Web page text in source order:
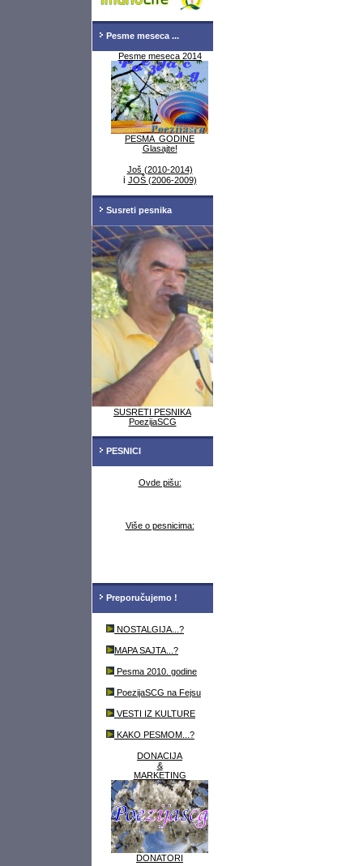
Pesme meseca ...
Pesme meseca 2014
PESMA GODINE
Glasajte!
Još (2010-2014)
i JOŠ (2006-2009)
Susreti pesnika
SUSRETI PESNIKA
PoezijaSCG
PESNICI
Ovde pišu:
Više o pesnicima:
Preporučujemo !
NOSTALGIJA...?
MAPA SAJTA...?
Pesma 2010. godine
PoezijaSCG na Fejsu
VESTI IZ KULTURE
KAKO PESMOM...?
DONACIJA
&
MARKETING
DONATORI